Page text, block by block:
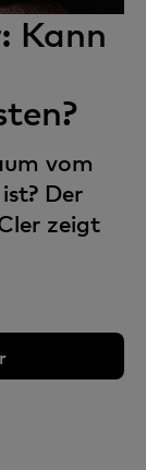
Kann
vom
Der
zeigt